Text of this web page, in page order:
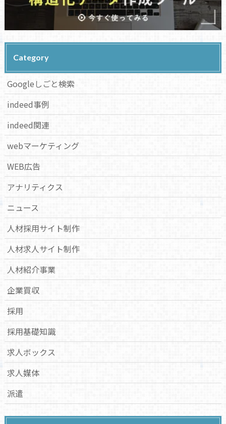
Category
Googleしごと検索
indeed事例
indeed関連
webマーケティング
WEB広告
アナリティクス
ニュース
人材採用サイト制作
人材求人サイト制作
人材紹介事業
企業買収
採用
採用基礎知識
求人ボックス
求人媒体
派遣